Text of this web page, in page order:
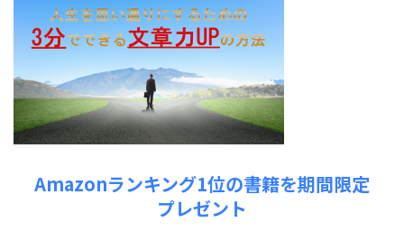
Amazonランキング1位の書籍を期間限定
プレゼント